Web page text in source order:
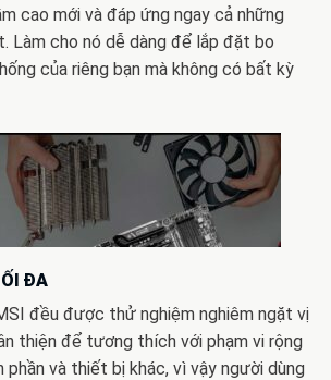
cao mới và đáp ứng ngay cả những
Làm cho nó dễ dàng để lắp đặt bo
của riêng bạn mà không có bất kỳ
ĐA
đều được thử nghiệm nghiêm ngặt vị
thiện để tương thích với phạm vi rộng
phần và thiết bị khác, vì vậy người dùng